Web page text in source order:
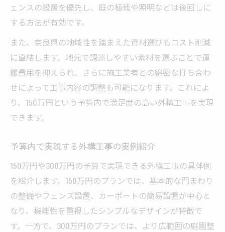
ェンスの設置を優先し、庭の植栽や照明などは後回しに
する方法が有効です。
また、奈良県の地域性を踏まえた資材選びもコスト削減
に直結します。地元で調達しやすい素材を選ぶことで運
搬費用を抑えられ、さらに施工業者との綿密な打ち合わ
せによって工事内容の調整も可能になります。これによ
り、150万円という予算内で満足度の高い外構工事を実現
できます。
予算内で実現する外構工事の実例紹介
150万円や300万円の予算で実現できる外構工事の具体例
を紹介します。150万円のプランでは、基本的な門まわり
の整備やフェンス設置、カーポートの簡易設置が中心と
なり、機能性を重視したシンプルなデザインが特徴で
す。一方で、300万円のプランでは、より広範囲の庭園整